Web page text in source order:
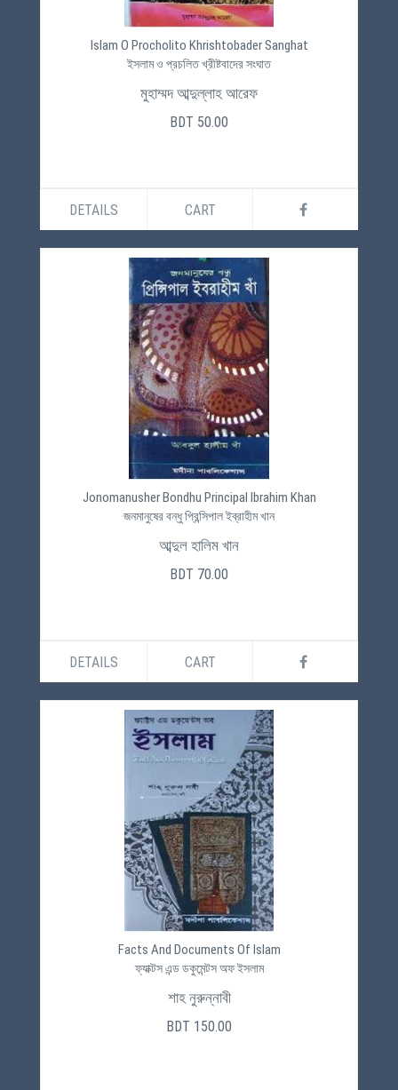
Islam O Procholito Khrishtobader Sanghat
ইসলাম ও প্রচলিত খ্রীষ্টবাদের সংঘাত
মুহাম্মদ আব্দুল্লাহ আরেফ
BDT 50.00
DETAILS CART
Jonomanusher Bondhu Principal Ibrahim Khan
জনমানুষের বন্ধু প্রিন্সিপাল ইব্রাহীম খান
আব্দুল হালিম খান
BDT 70.00
DETAILS CART
Facts And Documents Of Islam
ফ্যাক্টস এন্ড ডকুমেন্টস অফ ইসলাম
শাহ নুরুন্নাবী
BDT 150.00